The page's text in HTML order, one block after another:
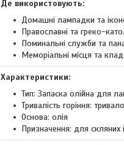
Де використовують:
Домашні лампадки та
Православні та греко-
Поминальні служби та
Меморіальні місця та
Характеристики:
Тип: Запаска олійна для
Тривалість горіння:
Основа: олія
Призначення: для скляних